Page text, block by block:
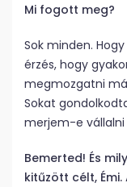
Mi fogott meg?
Sok minden.
érzés, hogy
megmozgatni
Sokat
merjem-e vállalni
Bemerted! És
kitűzött célt,